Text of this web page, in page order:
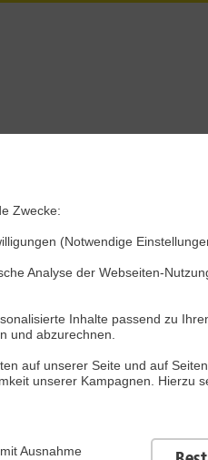
Zwecke:
(Notwendige
Analyse der Webseiten-
Inhalte passend zu
und abzurechnen.
auf unserer Seite und auf
unserer Kampagnen. Hierzu
Ausnahme